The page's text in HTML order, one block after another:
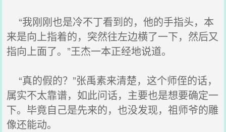
“我刚刚也是冷不丁看到的，他的手指头，本
来是向上指着的，突然往左边横了一下，然后又
指向上面了。”王杰一本正经地说道。
“真的假的？”张禹素来清楚，这个师侄的话，
属实不太靠谱，如此问话，主要也是想要确定一
下。毕竟自己是先来的，也没发现，祖师爷的雕
像还能动。